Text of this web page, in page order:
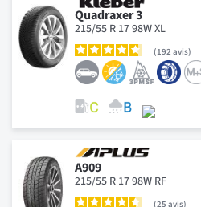
Quadraxer 3
215/55 R 17 98W XL
192 avis
A909
215/55 R 17 98W RF
25 avis